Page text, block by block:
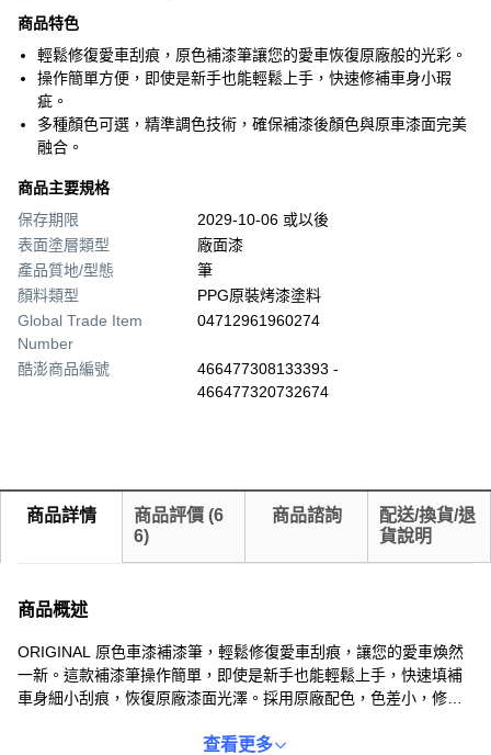
商品特色
輕鬆修復愛車刮痕，原色補漆筆讓您的愛車恢復原廠般的光彩。
操作簡單方便，即使是新手也能輕鬆上手，快速修補車身小瑕
疵。
多種顏色可選，精準調色技術，確保補漆後顏色與原車漆面完美
融合。
商品主要規格
保存期限
2029-10-06 或以後
表面塗層類型
廠面漆
產品質地/型態
筆
顏料類型
PPG原裝烤漆塗料
Global Trade Item
Number
04712961960274
酷澎商品編號
466477308133393 -
466477320732674
商品詳情 商品評價 (6
6)
商品諮詢
配送/換貨/退
貨說明
商品概述
ORIGINAL 原色車漆補漆筆，輕鬆修復愛車刮痕，讓您的愛車煥然
一新。這款補漆筆操作簡單，即使是新手也能輕鬆上手，快速填補
車身細小刮痕，恢復原廠漆面光澤。採用原廠配色，色差小，修補
漆壽命。小小一支，方便攜帶，隨時隨地修補愛車，保持最佳狀
查看更多